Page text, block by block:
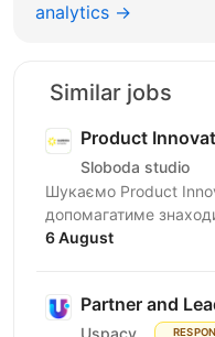
analytics →
Similar jobs
Product
Sloboda studio
Шукаємо Product
допомагатиме
оцінювати їхній
6 August
Partner and
Uspacy